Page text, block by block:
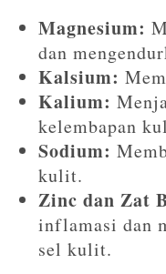
Magnesium:
dan
Kalsium:
Kalium:
kelembapan
Sodium:
kulit.
Zinc dan Zat
inflamasi dan
sel kulit.